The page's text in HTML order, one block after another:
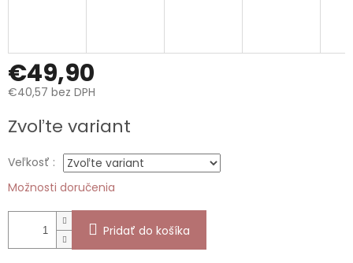
€49,90
€40,57 bez DPH
cena:
Zvoľte variant
Veľkosť :
Možnosti doručenia
Pridať do košíka